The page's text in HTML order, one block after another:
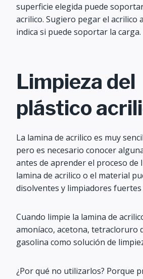
superficie elegida puede
acrilico. Sugiero pegar el acrilico
indica si puede soportar la carga.
Limpieza del
plástico
La lamina de acrilico es muy
pero es necesario conocer
antes de aprender el proceso de
lamina de acrilico o el material
disolventes y limpiadores fuertes
Cuando limpie la lamina de
amoníaco, acetona, tetracloruro
gasolina como solución de
¿Por qué no utilizarlos? Porque